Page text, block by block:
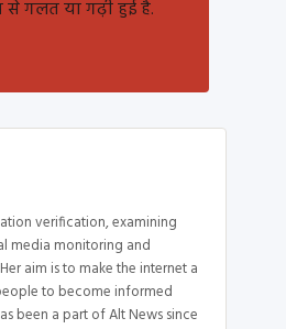
से गलत या गढ़ी हुई है.
verification, examining
media monitoring and
aim is to make the internet a
to become informed
been a part of Alt News since